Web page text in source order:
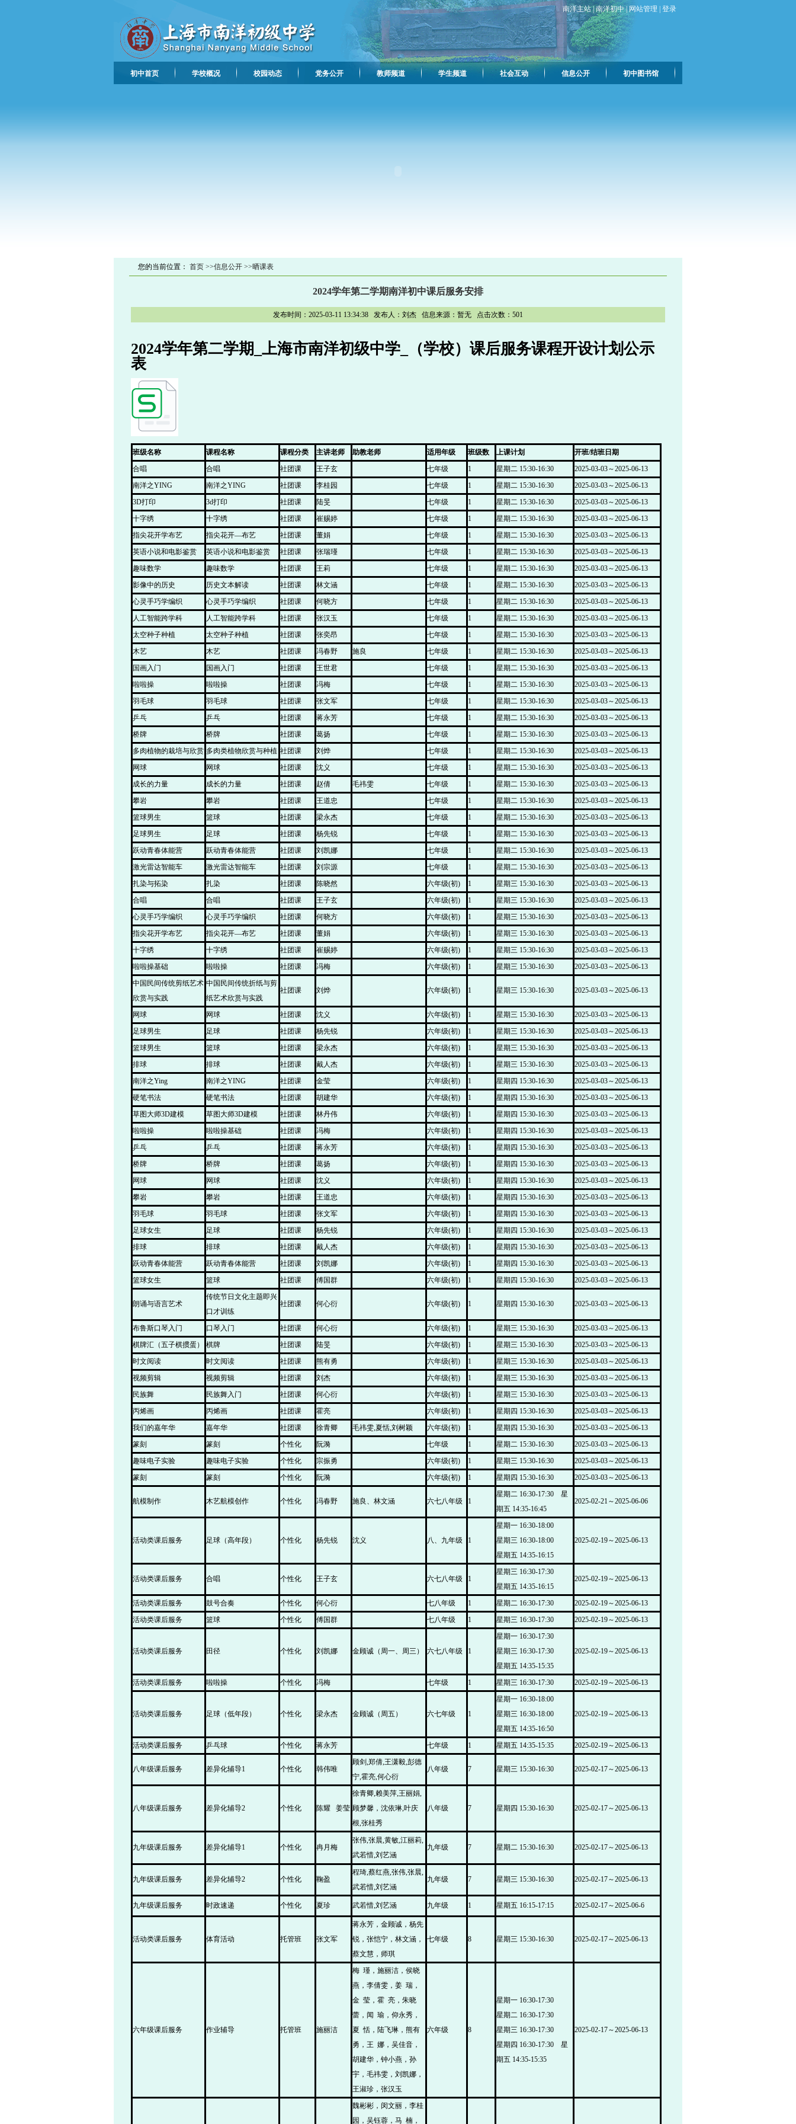
南洋主站|南洋初中|网站管理 登录
初中首页 学校概况 校园动态 党务公开 教师频道 学生频道 社会互动 信息公开 初中图书馆
您的当前位置：首页 >>信息公开 >>晒课表
2024学年第二学期南洋初中课后服务安排
发布时间：2025-03-11 13:34:38 发布人：刘杰 信息来源：暂无 点击次数： 501
2024学年第二学期_上海市南洋初级中学_（学校）课后服务课程开设计划公示
表
班级名称 课程名称 课程分类 主讲老师 助教老师 适用年级 班级数 上课计划
开班/结班日期
合唱
合唱 社团课 王子玄 七年级 1 星期二 15:30-16:30
2025-03-03～2025-06-13
南洋之YING
南洋之YING 社团课 李桂园 七年级 1 星期二 15:30-16:30
2025-03-03～2025-06-13
3D打印
3d打印 社团课 陆旻 七年级 1 星期二 15:30-16:30
2025-03-03～2025-06-13
十字绣
十字绣 社团课 崔赐婷 七年级 1 星期二 15:30-16:30
2025-03-03～2025-06-13
指尖花开学布艺
指尖花开—布艺 社团课 董娟 七年级 1 星期二 15:30-16:30
2025-03-03～2025-06-13
英语小说和电影鉴赏
英语小说和电影鉴赏 社团课 张瑞瑾 七年级 1 星期二 15:30-16:30
2025-03-03～2025-06-13
趣味数学
趣味数学 社团课 王莉 七年级 1 星期二 15:30-16:30
2025-03-03～2025-06-13
影像中的历史
历史文本解读 社团课 林文涵 七年级 1 星期二 15:30-16:30
2025-03-03～2025-06-13
心灵手巧学编织
心灵手巧学编织 社团课 何晓方 七年级 1 星期二 15:30-16:30
2025-03-03～2025-06-13
人工智能跨学科
人工智能跨学科 社团课 张汉玉 七年级 1 星期二 15:30-16:30
2025-03-03～2025-06-13
太空种子种植
太空种子种植 社团课 张奕昂 七年级 1 星期二 15:30-16:30
2025-03-03～2025-06-13
木艺
木艺 社团课 冯春野 施良 七年级 1 星期二 15:30-16:30
2025-03-03～2025-06-13
国画入门
国画入门 社团课 王世君 七年级 1 星期二 15:30-16:30
2025-03-03～2025-06-13
啦啦操
啦啦操 社团课 冯梅 七年级 1 星期二 15:30-16:30
2025-03-03～2025-06-13
羽毛球
羽毛球 社团课 张文军 七年级 1 星期二 15:30-16:30
2025-03-03～2025-06-13
乒乓
乒乓 社团课 蒋永芳 七年级 1 星期二 15:30-16:30
2025-03-03～2025-06-13
桥牌
桥牌 社团课 葛扬 七年级 1 星期二 15:30-16:30
2025-03-03～2025-06-13
多肉植物的栽培与欣赏 多肉类植物欣赏与种植 社团课 刘烨 七年级 1 星期二 15:30-16:30
2025-03-03～2025-06-13
网球
网球 社团课 沈义 七年级 1 星期二 15:30-16:30
2025-03-03～2025-06-13
成长的力量
成长的力量 社团课 赵倩 毛祎雯 七年级 1 星期二 15:30-16:30
2025-03-03～2025-06-13
攀岩
攀岩 社团课 王道忠 七年级 1 星期二 15:30-16:30
2025-03-03～2025-06-13
篮球男生
篮球 社团课 梁永杰 七年级 1 星期二 15:30-16:30
2025-03-03～2025-06-13
足球男生
足球 社团课 杨先锐 七年级 1 星期二 15:30-16:30
2025-03-03～2025-06-13
跃动青春体能营
跃动青春体能营 社团课 刘凯娜 七年级 1 星期二 15:30-16:30
2025-03-03～2025-06-13
激光雷达智能车
激光雷达智能车 社团课 刘宗源 七年级 1 星期二 15:30-16:30
2025-03-03～2025-06-13
扎染与拓染
扎染 社团课 陈晓然 六年级(初) 1 星期三 15:30-16:30
2025-03-03～2025-06-13
合唱
合唱 社团课 王子玄 六年级(初) 1 星期三 15:30-16:30
2025-03-03～2025-06-13
心灵手巧学编织
心灵手巧学编织 社团课 何晓方 六年级(初) 1 星期三 15:30-16:30
2025-03-03～2025-06-13
指尖花开学布艺
指尖花开—布艺 社团课 董娟 六年级(初) 1 星期三 15:30-16:30
2025-03-03～2025-06-13
十字绣
十字绣 社团课 崔赐婷 六年级(初) 1 星期三 15:30-16:30
2025-03-03～2025-06-13
啦啦操基础
啦啦操 社团课 冯梅 六年级(初) 1 星期三 15:30-16:30
2025-03-03～2025-06-13
中国民间传统剪纸艺术
欣赏与实践
中国民间传统折纸与剪
纸艺术欣赏与实践
社团课 刘烨 六年级(初) 1 星期三 15:30-16:30 2025-03-03～2025-06-13
网球 网球 社团课 沈义 六年级(初) 1 星期三 15:30-16:30
2025-03-03～2025-06-13
足球男生
足球 社团课 杨先锐 六年级(初) 1 星期三 15:30-16:30
2025-03-03～2025-06-13
篮球男生
篮球 社团课 梁永杰 六年级(初) 1 星期三 15:30-16:30
2025-03-03～2025-06-13
排球
排球 社团课 戴人杰 六年级(初) 1 星期三 15:30-16:30
2025-03-03～2025-06-13
南洋之Ying
南洋之YING 社团课 金莹 六年级(初) 1 星期四 15:30-16:30
2025-03-03～2025-06-13
硬笔书法
硬笔书法 社团课 胡建华 六年级(初) 1 星期四 15:30-16:30
2025-03-03～2025-06-13
草图大师3D建模
草图大师3D建模 社团课 林丹伟 六年级(初) 1 星期四 15:30-16:30
2025-03-03～2025-06-13
啦啦操
啦啦操基础 社团课 冯梅 六年级(初) 1 星期四 15:30-16:30
2025-03-03～2025-06-13
乒乓
乒乓 社团课 蒋永芳 六年级(初) 1 星期四 15:30-16:30
2025-03-03～2025-06-13
桥牌
桥牌 社团课 葛扬 六年级(初) 1 星期四 15:30-16:30
2025-03-03～2025-06-13
网球
网球 社团课 沈义 六年级(初) 1 星期四 15:30-16:30
2025-03-03～2025-06-13
攀岩
攀岩 社团课 王道忠 六年级(初) 1 星期四 15:30-16:30
2025-03-03～2025-06-13
羽毛球
羽毛球 社团课 张文军 六年级(初) 1 星期四 15:30-16:30
2025-03-03～2025-06-13
足球女生
足球 社团课 杨先锐 六年级(初) 1 星期四 15:30-16:30
2025-03-03～2025-06-13
排球
排球 社团课 戴人杰 六年级(初) 1 星期四 15:30-16:30
2025-03-03～2025-06-13
跃动青春体能营
跃动青春体能营 社团课 刘凯娜 六年级(初) 1 星期四 15:30-16:30
2025-03-03～2025-06-13
篮球女生
篮球 社团课 傅国群 六年级(初) 1 星期四 15:30-16:30 2025-03-03～2025-06-13
朗诵与语言艺术
传统节日文化主题即兴
口才训练
社团课 何心衍 六年级(初) 1 星期四 15:30-16:30 2025-03-03～2025-06-13
布鲁斯口琴入门 口琴入门 社团课 何心衍 六年级(初) 1 星期三 15:30-16:30
2025-03-03～2025-06-13
棋牌汇（五子棋掼蛋）
棋牌 社团课 陆旻 六年级(初) 1 星期三 15:30-16:30
2025-03-03～2025-06-13
时文阅读
时文阅读 社团课 熊有勇 六年级(初) 1 星期三 15:30-16:30
2025-03-03～2025-06-13
视频剪辑
视频剪辑 社团课 刘杰 六年级(初) 1 星期三 15:30-16:30
2025-03-03～2025-06-13
民族舞
民族舞入门 社团课 何心衍 六年级(初) 1 星期三 15:30-16:30
2025-03-03～2025-06-13
丙烯画
丙烯画 社团课 霍亮 六年级(初) 1 星期四 15:30-16:30
2025-03-03～2025-06-13
我们的嘉年华
嘉年华 社团课 徐青卿 毛祎雯,夏恬,刘树颖 六年级(初) 1 星期四 15:30-16:30
2025-03-03～2025-06-13
篆刻
篆刻 个性化 阮漪 七年级 1 星期二 15:30-16:30
2025-03-03～2025-06-13
趣味电子实验
趣味电子实验 个性化 宗振勇 六年级(初) 1 星期三 15:30-16:30
2025-03-03～2025-06-13
篆刻
篆刻 个性化 阮漪 六年级(初) 1 星期四 15:30-16:30 2025-03-03～2025-06-13
航模制作 木艺航模创作 个性化 冯春野 施良、林文涵 六七八年级 1
星期二 16:30-17:30 星
期五 14:35-16:45
2025-02-21～2025-06-06
活动类课后服务 足球（高年段） 个性化 杨先锐 沈义 八、九年级 1
星期一 16:30-18:00
星期三 16:30-18:00
星期五 14:35-16:15
2025-02-19～2025-06-13
活动类课后服务 合唱 个性化 王子玄 六七八年级 1
星期三 16:30-17:30
星期五 14:35-16:15
2025-02-19～2025-06-13
活动类课后服务 鼓号合奏 个性化 何心衍 七八年级 1 星期二 16:30-17:30
2025-02-19～2025-06-13
活动类课后服务
篮球 个性化 傅国群 七八年级 1 星期三 16:30-17:30 2025-02-19～2025-06-13
活动类课后服务 田径 个性化 刘凯娜 金顾诚（周一、周三） 六七八年级 1
星期一 16:30-17:30
星期三 16:30-17:30
星期五 14:35-15:35
2025-02-19～2025-06-13
活动类课后服务 啦啦操 个性化 冯梅 七年级 1 星期三 16:30-17:30 2025-02-19～2025-06-13
活动类课后服务 足球（低年段） 个性化 梁永杰 金顾诚（周五） 六七年级 1
星期一 16:30-18:00
星期三 16:30-18:00
星期五 14:35-16:50
2025-02-19～2025-06-13
活动类课后服务 乒乓球 个性化 蒋永芳 七年级 1 星期五 14:35-15:35 2025-02-19～2025-06-13
八年级课后服务 差异化辅导1 个性化 韩伟唯
顾剑,郑倩,王潇毅,彭德
宁,霍亮,何心衍
八年级 7 星期三 15:30-16:30 2025-02-17～2025-06-13
八年级课后服务 差异化辅导2 个性化 陈耀 姜莹
徐青卿,赖美萍,王丽娟,
顾梦馨，沈依琳,叶庆
根,张桂秀
八年级 7 星期四 15:30-16:30 2025-02-17～2025-06-13
九年级课后服务 差异化辅导1 个性化 冉月梅
张伟,张晨,黄敏,江丽莉,
武若惜,刘艺涵
九年级 7 星期二 15:30-16:30 2025-02-17～2025-06-13
九年级课后服务 差异化辅导2 个性化 鞠盈
程琦,蔡红燕,张伟,张晨,
武若惜,刘艺涵
九年级 7 星期三 15:30-16:30 2025-02-17～2025-06-13
九年级课后服务 时政速递 个性化 夏珍 武若惜,刘艺涵 九年级 1 星期五 16:15-17:15 2025-02-17～2025-06-6
活动类课后服务 体育活动 托管班 张文军
蒋永芳，金顾诚，杨先
锐，张恺宁，林文涵，
蔡文慧，师琪
七年级 8 星期三 15:30-16:30 2025-02-17～2025-06-13
六年级课后服务 作业辅导 托管班 施丽洁
梅 瑾，施丽洁，侯晓
燕，李倩雯，姜 瑞，
金 莹，霍 亮，朱晓
蕾，闻 瑜，仰永秀，
夏 恬，陆飞琳，熊有
勇，王 娜，吴佳音，
胡建华，钟小燕，孙
宇，毛祎雯，刘凯娜，
王淑珍，张汉玉
六年级 8
星期一 16:30-17:30
星期二 16:30-17:30
星期三 16:30-17:30
星期四 16:30-17:30 星
期五 14:35-15:35
2025-02-17～2025-06-13
魏彬彬，闵文丽，李桂
园，吴钰蓉，马 楠，